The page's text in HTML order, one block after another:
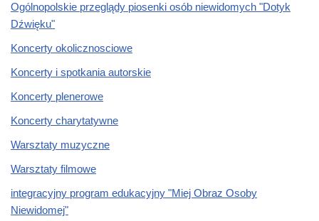
Ogólnopolskie przeglądy piosenki osób niewidomych "Dotyk
Dźwięku"
Koncerty okolicznosciowe
Koncerty i spotkania autorskie
Koncerty plenerowe
Koncerty charytatywne
Warsztaty muzyczne
Warsztaty filmowe
integracyjny program edukacyjny "Miej Obraz Osoby
Niewidomej"